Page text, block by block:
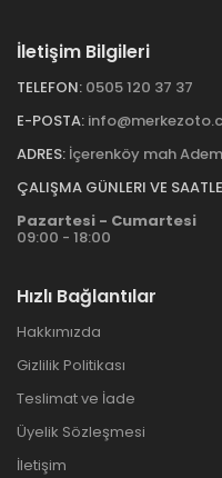
İletişim Bilgileri
TELEFON: 0505 120 37 37
E-POSTA:
ADRES: İçerenköy mah
ÇALIŞMA GÜNLERI VE
Pazartesi - Cumartesi
09:00 - 18:00
Hızlı Bağlantılar
Hakkımızda
Gizlilik Politikası
Teslimat ve İade
Üyelik Sözleşmesi
İletişim